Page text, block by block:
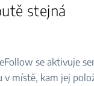
stejná
se aktivuje
místě, kam jej